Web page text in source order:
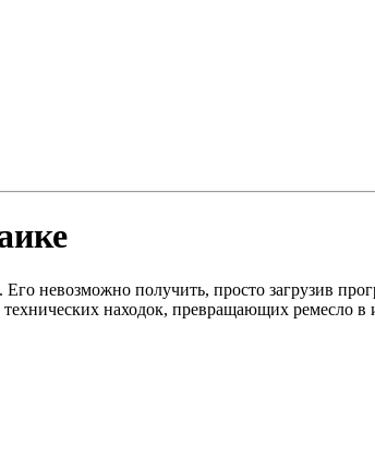
невозможно получить, просто загрузив
находок, превращающих ремесло в